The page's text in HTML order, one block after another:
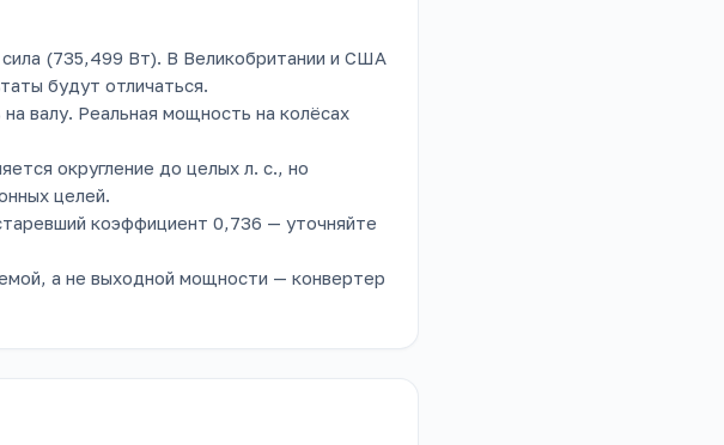
(735,499 Вт). В Великобритании и США
будут отличаться.
валу. Реальная мощность на колёсах
округление до целых л. с., но
целей.
коэффициент 0,736 — уточняйте
а не выходной мощности — конвертер